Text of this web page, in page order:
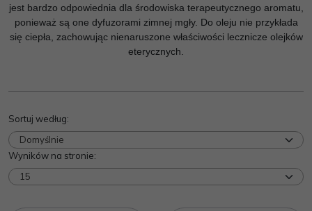
jest bardzo odpowiednia dla środowiska terapeutycznego aromatu,
ponieważ są one dyfuzorami zimnej mgły. Do oleju nie przykłada
się ciepła, zachowując nienaruszone właściwości lecznicze olejków
eterycznych.
Sortuj według:
Wyników na stronie: